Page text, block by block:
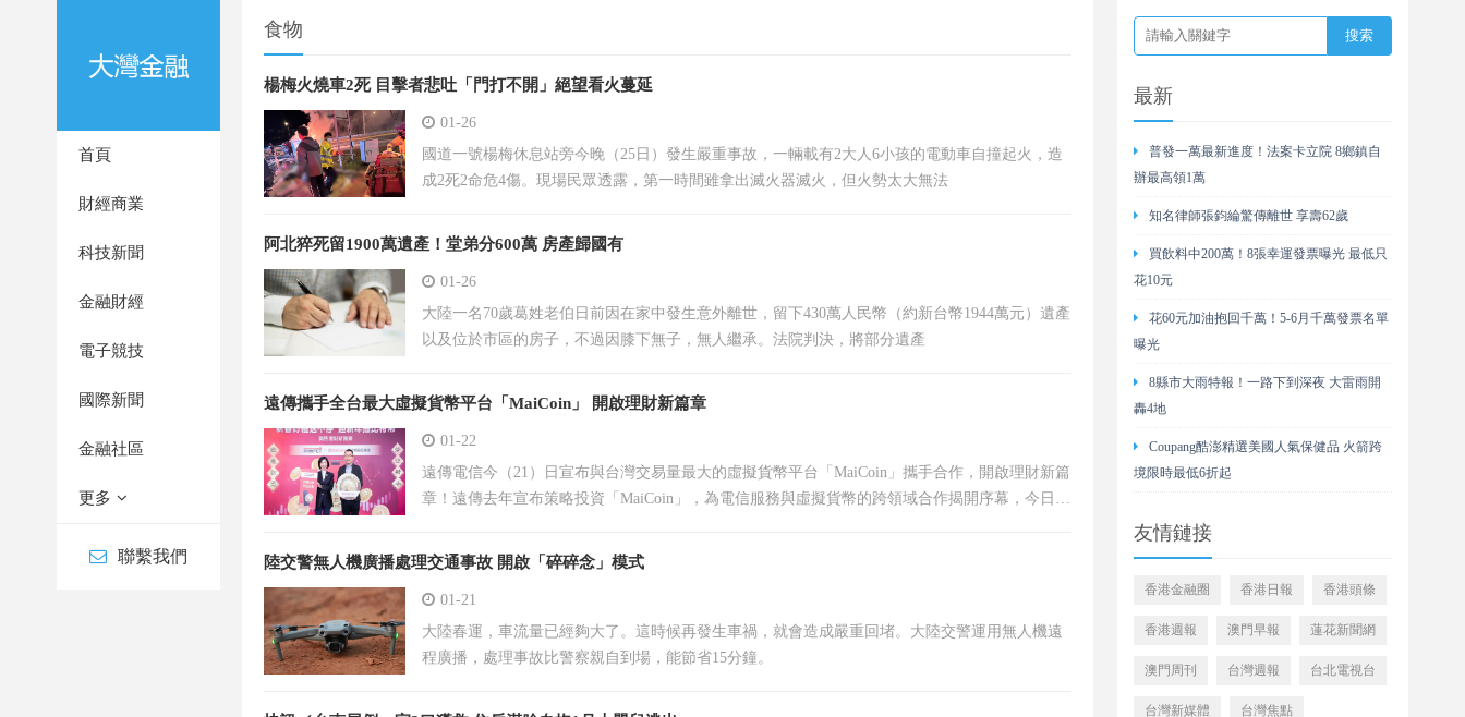
首頁
財經商業
科技新聞
金融財經
電子競技
國際新聞
金融社區
更多
聯繫我們
食物
楊梅火燒車2死 目擊者悲吐「門打不開」絕望看火蔓延
01-26
國道一號楊梅休息站旁今晚（25日）發生嚴重事故，一輛載有2大人6小孩的電動車自撞起火，造
成2死2命危4傷。現場民眾透露，第一時間雖拿出滅火器滅火，但火勢太大無法
阿北猝死留1900萬遺產！堂弟分600萬 房產歸國有
01-26
大陸一名70歲葛姓老伯日前因在家中發生意外離世，留下430萬人民幣（約新台幣1944萬元）遺產
以及位於市區的房子，不過因膝下無子，無人繼承。法院判決，將部分遺產
遠傳攜手全台最大虛擬貨幣平台「MaiCoin」 開啟理財新篇章
01-22
遠傳電信今（21）日宣布與台灣交易量最大的虛擬貨幣平台「MaiCoin」攜手合作，開啟理財新篇
章！遠傳去年宣布策略投資「MaiCoin」，為電信服務與虛擬貨幣的跨領域合作揭開序幕，今日更
要透過「遠傳心生活」App申請
陸交警無人機廣播處理交通事故 開啟「碎碎念」模式
01-21
大陸春運，車流量已經夠大了。這時候再發生車禍，就會造成嚴重回堵。大陸交警運用無人機遠
程廣播，處理事故比警察親自到場，能節省15分鐘。
最新
普發一萬最新進度！法案卡立院 8鄉鎮自
辦最高領1萬
知名律師張鈞綸驚傳離世 享壽62歲
買飲料中200萬！8張幸運發票曝光 最低只
花10元
花60元加油抱回千萬！5-6月千萬發票名單
曝光
8縣市大雨特報！一路下到深夜 大雷雨開
轟4地
Coupang酷澎精選美國人氣保健品 火箭跨
境限時最低6折起
友情鏈接
香港金融圈 香港日報 香港頭條
香港週報 澳門早報 蓮花新聞網
澳門周刊 台灣週報 台北電視台
台灣新媒體 台灣焦點